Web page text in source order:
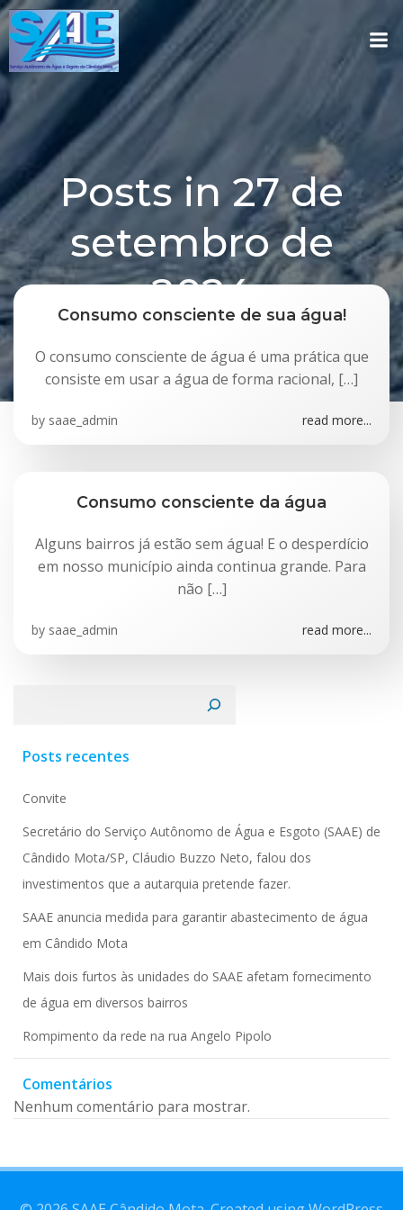
Pular
para
o
conteúdo
Posts in 27 de
setembro de
2024
Consumo consciente de sua água!
O consumo consciente de água é uma prática que
consiste em usar a água de forma racional, […]
by saae_admin read more...
Consumo consciente da água
Alguns bairros já estão sem água! E o desperdício
em nosso município ainda continua grande. Para
não […]
by saae_admin read more...
Posts recentes
Convite
Secretário do Serviço Autônomo de Água e Esgoto (SAAE) de
Cândido Mota/SP, Cláudio Buzzo Neto, falou dos
investimentos que a autarquia pretende fazer.
SAAE anuncia medida para garantir abastecimento de água
em Cândido Mota
Mais dois furtos às unidades do SAAE afetam fornecimento
de água em diversos bairros
Rompimento da rede na rua Angelo Pipolo
Comentários
Nenhum comentário para mostrar.